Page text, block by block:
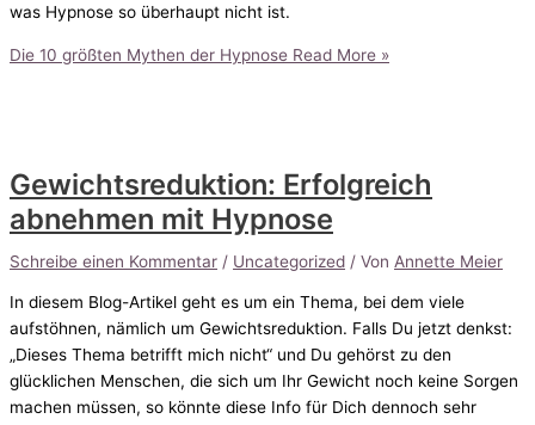
was Hypnose so überhaupt nicht ist.
Die 10 größten Mythen der Hypnose Read More »
Gewichtsreduktion: Erfolgreich
abnehmen mit Hypnose
Schreibe einen Kommentar / Uncategorized / Von Annette Meier
In diesem Blog-Artikel geht es um ein Thema, bei dem viele
aufstöhnen, nämlich um Gewichtsreduktion. Falls Du jetzt denkst:
„Dieses Thema betrifft mich nicht“ und Du gehörst zu den
glücklichen Menschen, die sich um Ihr Gewicht noch keine Sorgen
machen müssen, so könnte diese Info für Dich dennoch sehr